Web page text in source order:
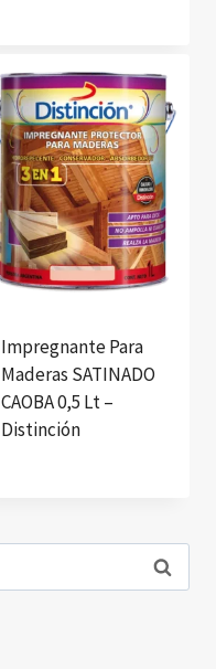
Impregnante Para
Maderas SATINADO
CAOBA 0,5 Lt –
Distinción
Buscar